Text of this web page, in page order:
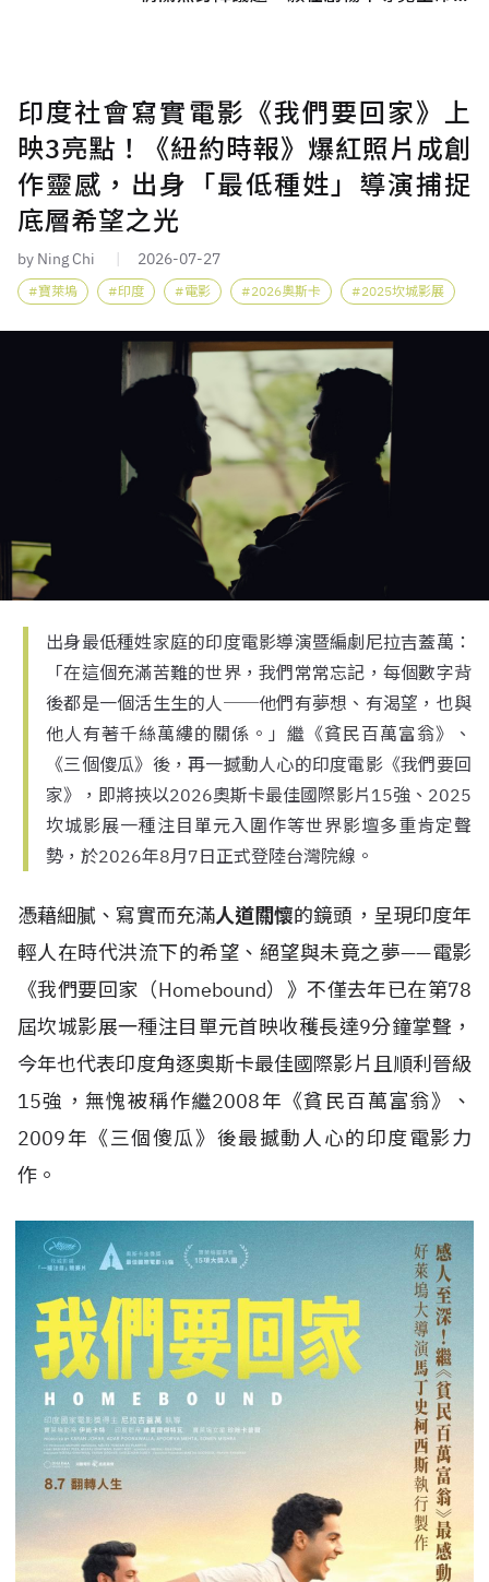
印度社會寫實電影《我們要回家》上
映3亮點！《紐約時報》爆紅照片成創
作靈感，出身「最低種姓」導演捕捉
底層希望之光
by Ning Chi 2026-07-27
寶萊塢 印度 電影 2026奧斯卡 2025坎城影展
出身最低種姓家庭的印度電影導演暨編劇尼拉吉蓋萬：
「在這個充滿苦難的世界，我們常常忘記，每個數字背
後都是一個活生生的人──他們有夢想、有渴望，也與
他人有著千絲萬縷的關係。」繼《貧民百萬富翁》、
《三個傻瓜》後，再一撼動人心的印度電影《我們要回
家》，即將挾以2026奧斯卡最佳國際影片15強、2025
坎城影展一種注目單元入圍作等世界影壇多重肯定聲
勢，於2026年8月7日正式登陸台灣院線。
憑藉細膩、寫實而充滿人道關懷的鏡頭，呈現印度年
輕人在時代洪流下的希望、絕望與未竟之夢——電影
《我們要回家（Homebound）》不僅去年已在第78
屆坎城影展一種注目單元首映收穫長達9分鐘掌聲，
今年也代表印度角逐奧斯卡最佳國際影片且順利晉級
15強，無愧被稱作繼2008年 《貧民百萬富翁》、
2009年《三個傻瓜》後最撼動人心的印度電影力
作。